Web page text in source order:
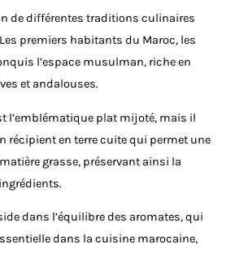
de différentes traditions culinaires
premiers habitants du Maroc, les
l’espace musulman, riche en
et andalouses.
l’emblématique plat mijoté, mais il
récipient en terre cuite qui permet une
grasse, préservant ainsi la
dans l’équilibre des aromates, qui
dans la cuisine marocaine,